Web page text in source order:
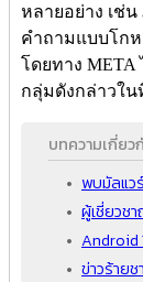
หลายอย่าง เช่
คำถามแบบโกห
โดยทาง
กลุ่มดังกล่าวใน
บทความเกี่ย
พบมัลแว
ผู้เชี่ยวช
Android
ข่าวร้าย